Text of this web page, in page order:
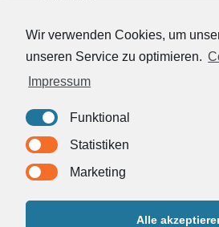
Wir verwenden Cookies, um
unseren Service zu optimieren.
Impressum
Funktional
Statistiken
Marketing
Alle
ANFRAGE